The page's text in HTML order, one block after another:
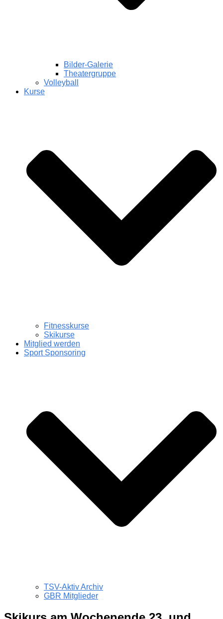
Bilder-Galerie
Theatergruppe
Volleyball
Kurse
Fitnesskurse
Skikurse
Mitglied werden
Sport Sponsoring
TSV-Aktiv Archiv
GBR Mitglieder